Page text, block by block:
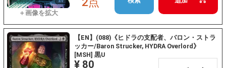
【EN】(088)《ヒドラの支配者、バロン・ストラ
ッカー/Baron Strucker, HYDRA Overlord》
[MSH] 黒U
¥ 80